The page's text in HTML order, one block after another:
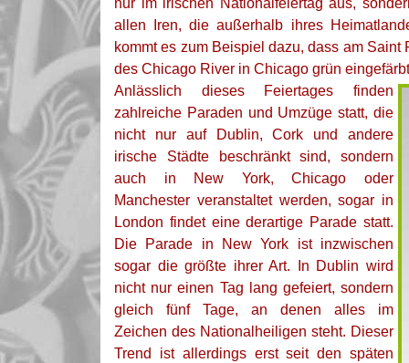
allen Iren, die außerhalb ihres
kommt es zum Beispiel dazu, dass am Saint
des Chicago River in Chicago grün
Anlässlich dieses Feiertages finden
zahlreiche Paraden und Umzüge statt, die
nicht nur auf Dublin, Cork und andere
irische Städte beschränkt sind, sondern
auch in New York, Chicago oder
Manchester veranstaltet werden, sogar in
London findet eine derartige Parade statt.
Die Parade in New York ist inzwischen
sogar die größte ihrer Art. In Dublin wird
nicht nur einen Tag lang gefeiert, sondern
gleich fünf Tage, an denen alles im
Zeichen des Nationalheiligen steht. Dieser
Trend ist allerdings erst seit den späten